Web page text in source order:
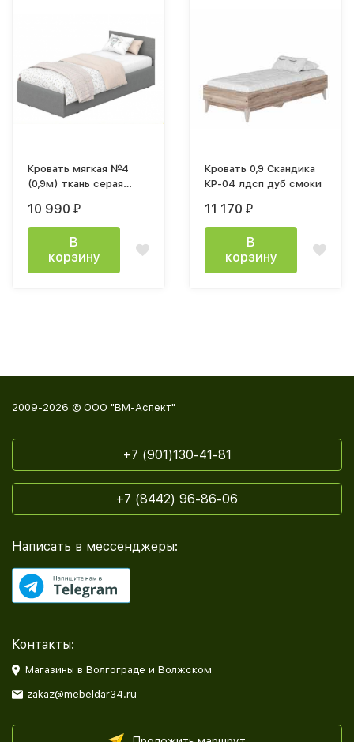
Кровать мягкая №4
(0,9м) ткань серая
комплекте
10 990 ₽
В
корзину
Кровать 0,9 Скандика
КР-04 лдсп дуб смоки
11 170 ₽
В
корзину
2009-2026 © ООО "ВМ-Аспект"
+7 (901)130-41-81
+7 (8442) 96-86-06
Написать в мессенджеры:
Контакты:
Магазины в Волгограде и Волжском
zakaz@mebeldar34.ru